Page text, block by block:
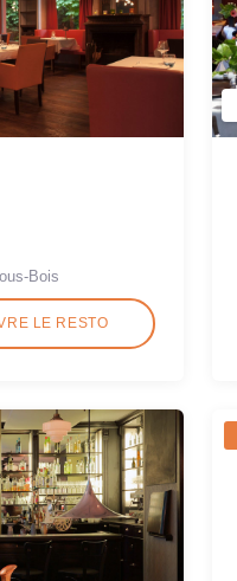
Bois
LE RESTO